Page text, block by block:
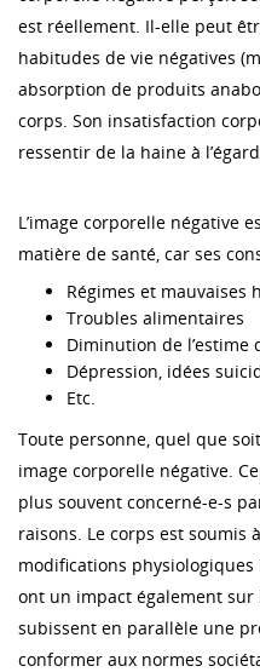
est réellement. Il-elle peut
habitudes de vie négatives
absorption de produits
corps. Son insatisfaction
ressentir de la haine à
L’image corporelle négative
matière de santé, car ses
Régimes et mauvaises
Troubles alimentaires
Diminution de l’estime
Dépression, idées
Etc.
Toute personne, quel que
image corporelle négative.
plus souvent concerné-e-s
raisons. Le corps est soumis
modifications
ont un impact également
subissent en parallèle une
conformer aux normes